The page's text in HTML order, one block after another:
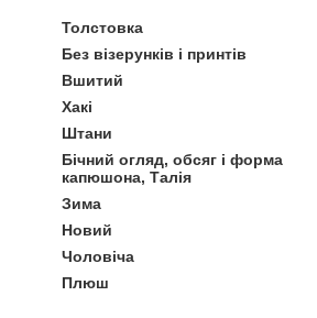
Толстовка
Без візерунків і принтів
Вшитий
Хакі
Штани
Бічний огляд, обсяг і форма
капюшона, Талія
Зима
Новий
Чоловіча
Плюш